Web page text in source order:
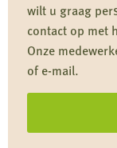
wilt u graag
contact op met
Onze
of e-mail.